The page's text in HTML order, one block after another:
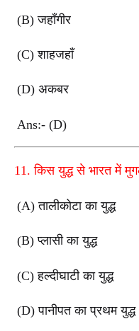
(B)जहाँगीर
(C)शाहजहाँ
(D) अकबर
Ans:- (D)
11.किस युद्ध से भारत में
(A)तालीकोटा का युद्ध
(B)प्लासी का युद्ध
(C)हल्दीघाटी का युद्ध
(D)पानीपत का प्रथम युद्ध